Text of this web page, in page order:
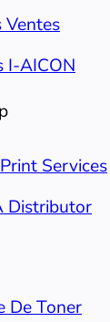
Ventes
I-AICON
Services
Distributor
De Toner